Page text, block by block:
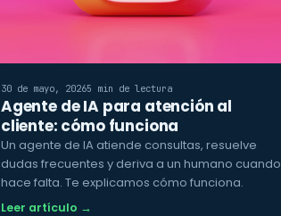
30 de mayo, 20265 min de lectura
Agente de IA para atención al
cliente: cómo funciona
Un agente de IA atiende consultas, resuelve
dudas frecuentes y deriva a un humano cuando
hace falta. Te explicamos cómo funciona.
Leer artículo →